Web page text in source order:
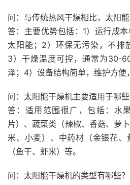
问：与传统热风干燥相比，太阳
答：主要优势包括：1）运行成
太阳能；2）环保无污染，不排
3）干燥温度可控，通常为30-
泽；4）设备结构简单，维护方便
问：太阳能干燥机主要适用于哪些
答：适用范围很广，包括：水
片）、蔬菜类（辣椒、香菇、萝
米、小麦）、中药材（金银花
（鱼干、虾米）等。
问：太阳能干燥机的类型有哪些？